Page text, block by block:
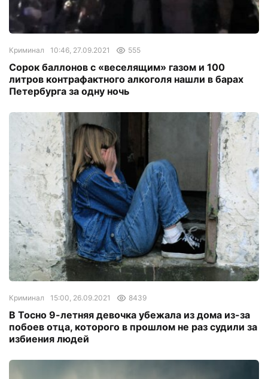
Криминал 10:46, 27.09.2021 555
Сорок баллонов с «веселящим» газом и 100
литров контрафактного алкоголя нашли в барах
Петербурга за одну ночь
Криминал 15:00, 26.09.2021 8439
В Тосно 9-летняя девочка убежала из дома из-за
побоев отца, которого в прошлом не раз судили за
избиения людей